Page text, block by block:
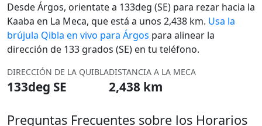
Desde Árgos, orientate a 133deg (SE) para rezar hacia la
Kaaba en La Meca, que está a unos 2,438 km. Usa la
brújula Qibla en vivo para Árgos para alinear la
dirección de 133 grados (SE) en tu teléfono.
DIRECCIÓN DE LA QUIBLA
133deg SE
DISTANCIA A LA MECA
2,438 km
Preguntas Frecuentes sobre los Horarios